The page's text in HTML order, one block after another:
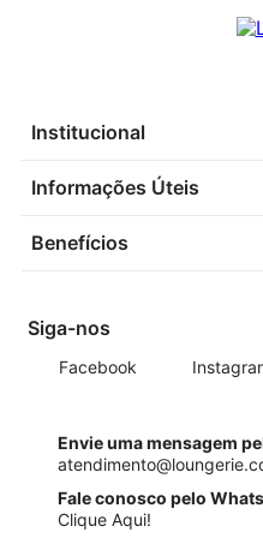
Institucional
Informações Úteis
Benefícios
Siga-nos
Facebook
Envie uma mensagem
Fale conosco pelo
Clique Aqui!